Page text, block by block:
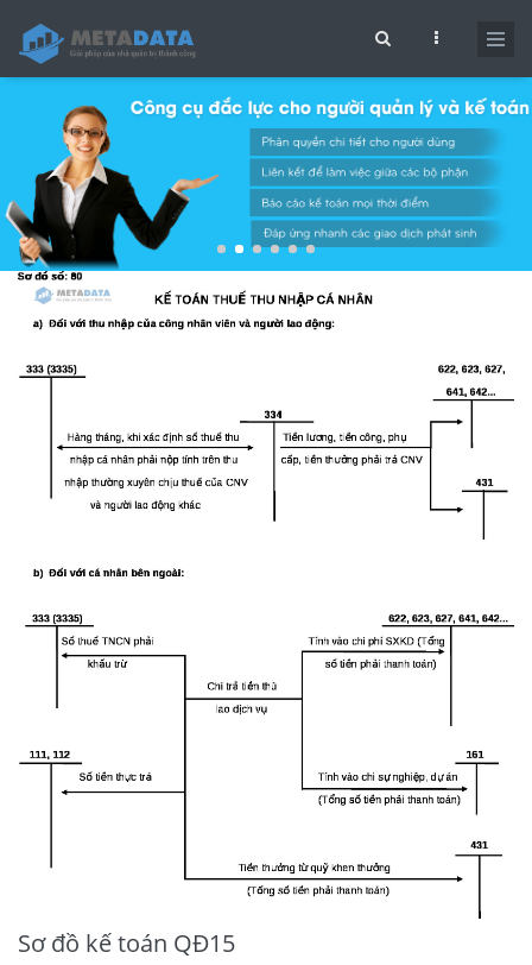
Biểu mẫu tìm kiếm
Sơ đồ kế toán QĐ15